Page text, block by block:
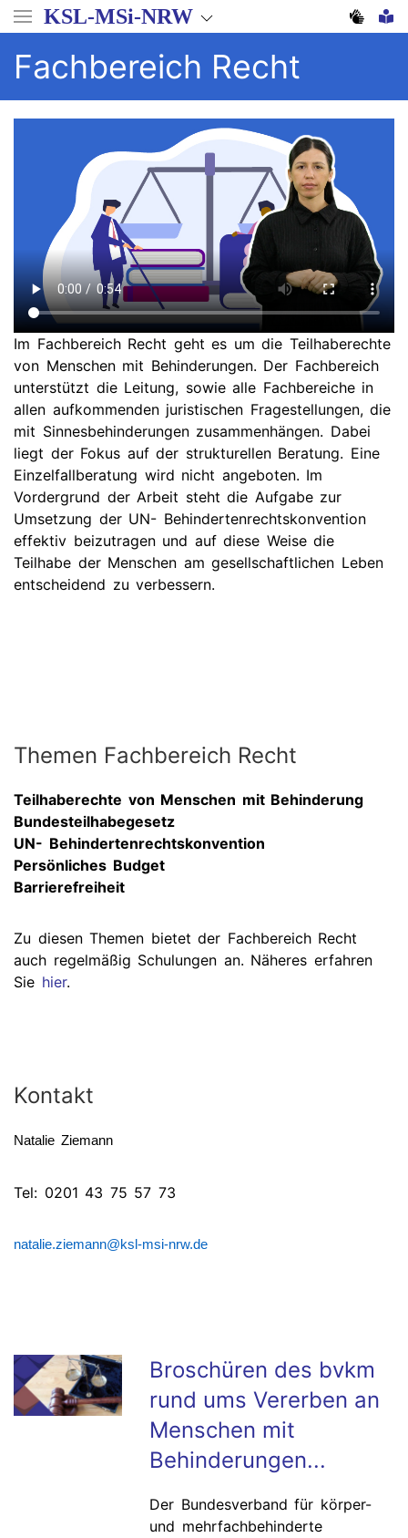
Direkt
zum
Inhalt
KSL-MSi-NRW
Fachbereich Recht
Im Fachbereich Recht geht es um die Teilhaberechte
von Menschen mit Behinderungen. Der Fachbereich
unterstützt die Leitung, sowie alle Fachbereiche in
allen aufkommenden juristischen Fragestellungen, die
mit Sinnesbehinderungen zusammenhängen. Dabei
liegt der Fokus auf der strukturellen Beratung. Eine
Einzelfallberatung wird nicht angeboten. Im
Vordergrund der Arbeit steht die Aufgabe zur
Umsetzung der UN- Behindertenrechtskonvention
effektiv beizutragen und auf diese Weise die
Teilhabe der Menschen am gesellschaftlichen Leben
entscheidend zu verbessern.
Themen Fachbereich Recht
Teilhaberechte von Menschen mit Behinderung
Bundesteilhabegesetz
UN- Behindertenrechtskonvention
Persönliches Budget
Barrierefreiheit
Zu diesen Themen bietet der Fachbereich Recht
auch regelmäßig Schulungen an. Näheres erfahren
Sie hier.
Kontakt
Natalie Ziemann
Tel: 0201 43 75 57 73
natalie.ziemann@ksl-msi-nrw.de
Broschüren des bvkm
rund ums Vererben an
Menschen mit
Behinderungen...
Der Bundesverband für körper-
und mehrfachbehinderte